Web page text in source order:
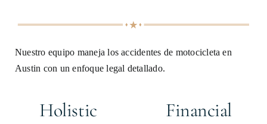
Nuestro equipo maneja los accidentes de motocicleta en
Austin con un enfoque legal detallado.
Holistic
Financial